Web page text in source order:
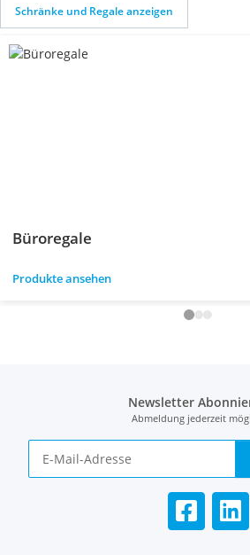
Schränke und Regale anzeigen
Büroregale
Produkte ansehen
Newsletter
Abmeldung jederzeit